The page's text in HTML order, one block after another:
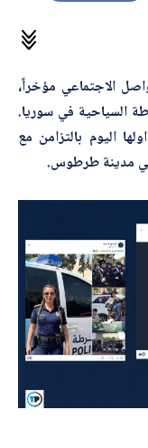
*
بريدك الإلكتروني*
الموضوع*
الاجتماعي مؤخراً،
السياحية في سوريا.
اليوم بالتزامن مع
في مدينة طرطوس.